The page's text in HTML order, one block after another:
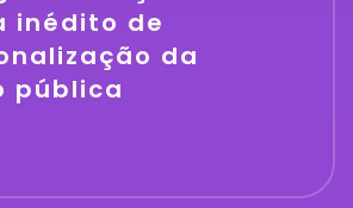
inédito de
da
pública